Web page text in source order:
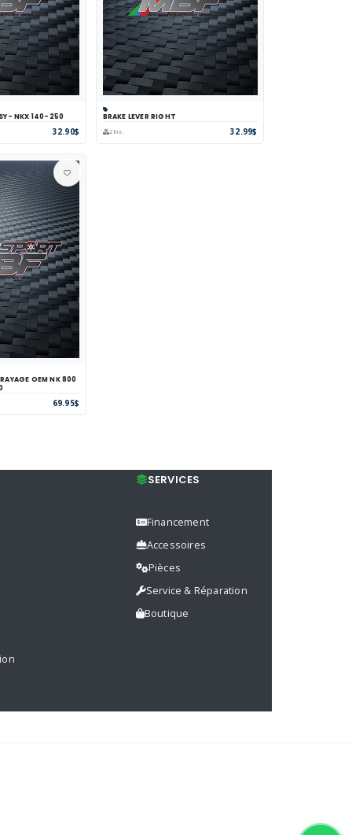
Voir
NKX 140-250
32.90$
Panier Comparer
BRAKE LEVER RIGHT
2 inv. 32.99$
Voir
OEM NK 800
69.95$
SERVICES
Financement
Accessoires
Pièces
Service & Réparation
Boutique